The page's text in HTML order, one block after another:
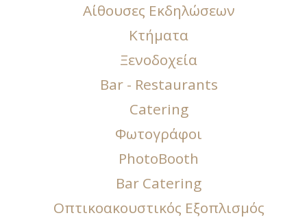
Αίθουσες Εκδηλώσεων
Κτήματα
Ξενοδοχεία
Bar - Restaurants
Catering
Φωτογράφοι
PhotoBooth
Bar Catering
Οπτικοακουστικός Εξοπλισμός